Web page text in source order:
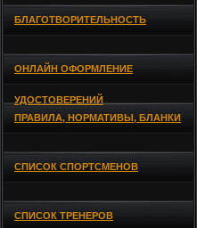
БЛАГОТВОРИТЕЛЬНОСТЬ
ОНЛАЙН ОФОРМЛЕНИЕ
УДОСТОВЕРЕНИЙ
ПРАВИЛА, НОРМАТИВЫ, БЛАНКИ
СПИСОК СПОРТСМЕНОВ
СПИСОК ТРЕНЕРОВ